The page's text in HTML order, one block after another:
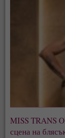
MISS TRANS
сцена на